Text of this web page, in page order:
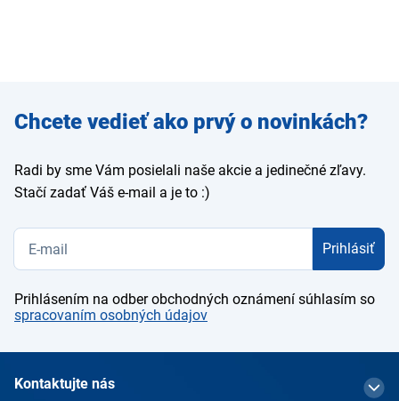
Zadajte
e-mail
Chcete vedieť ako prvý o novinkách?
Radi by sme Vám posielali naše akcie a jedinečné zľavy.
Stačí zadať Váš e-mail a je to :)
Prihlásiť
Prihlásením na odber obchodných oznámení súhlasím so
spracovaním osobných údajov
Kontaktujte nás